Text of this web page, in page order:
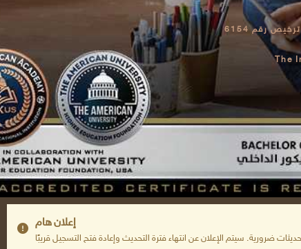
رقم 6154
The
إعلان هام
ضرورية. سيتم الإعلان عن انتهاء فترة التحديث وإعادة فتح التسجيل قريبًا